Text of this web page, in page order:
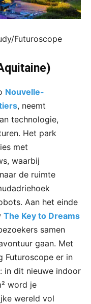
Futuroscope
Nouvelle-
, neemt
technologie,
Het park
met
waarbij
de ruimte
Aan het einde
The Key to Dreams
samen
gaan. Met
Futuroscope er in
in dit nieuwe indoor
word je
wereld vol